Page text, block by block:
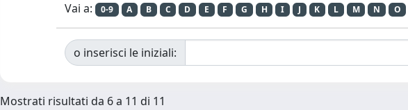
Vai a: 0-9 A B C D E F G H I J K L M N O
o inserisci le iniziali:
Mostrati risultati da 6 a 11 di 11